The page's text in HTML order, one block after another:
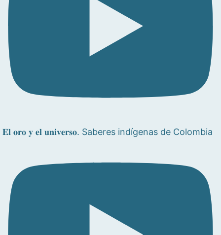
𝐄𝐥 𝐨𝐫𝐨 𝐲 𝐞𝐥 𝐮𝐧𝐢𝐯𝐞𝐫𝐬𝐨. Saberes indígenas de Colombia